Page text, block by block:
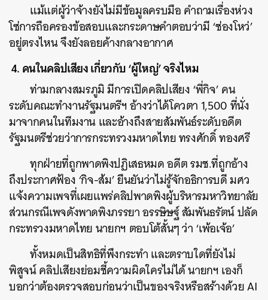
แม้แต่ผู้ว่าจ้างยังไม่มีข้อมูลครบมือ คำถามเรื่องห่วง
โซ่การถือครองข้อสอบและกระดาษคำตอบว่ามี ‘ช่องโหว่’
อยู่ตรงไหน จึงยังลอยค้างกลางอากาศ
4. คนในคลิปเสียง เกี่ยวกับ ‘ผู้ใหญ่’ จริงไหม
ท่ามกลางสมรภูมิ มีการเปิดคลิปเสียง ‘พี่กิจ’ คน
ระดับคณะทำงานรัฐมนตรีฯ อ้างว่าได้โควตา 1,500 ที่นั่ง
มาจากคนในทีมงาน และอ้างถึงสายสัมพันธ์ระดับอดีต
รัฐมนตรีช่วยว่าการกระทรวงมหาดไทย ทรงศักดิ์ ทองศรี
ทุกฝ่ายที่ถูกพาดพิงปฏิเสธหมด อดีต รมช.ที่ถูกอ้าง
ถึงประกาศฟ้อง ‘กิจ-ส้ม’ ยืนยันว่าไม่รู้จักอธิการบดี มศว
แจ้งความเพจที่เผยแพร่คลิปพาดพิงผู้บริหารมหาวิทยาลัย
ส่วนกรณีเพจดังพาดพิงภรรยา อรรษิษฐ์ สัมพันธรัตน์ ปลัด
กระทรวงมหาดไทย นายกฯ ตอบโต้สั้นๆ ว่า ‘เพ้อเจ้อ’
ทั้งหมดเป็นสิทธิที่พึงกระทำ และตราบใดที่ยังไม่
พิสูจน์ คลิปเสียงย่อมชี้ความผิดใครไม่ได้ นายกฯ เองก็
บอกว่าต้องตรวจสอบก่อนว่าเป็นของจริงหรือสร้างด้วย AI
ค้นหา
SHARE TWEET LINE EMAIL